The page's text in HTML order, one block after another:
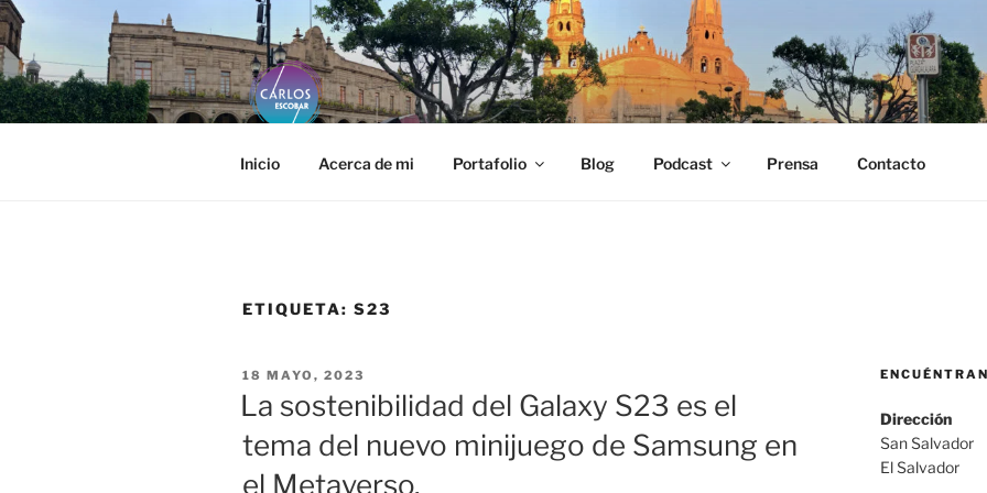
Saltar
al
contenido
CARLOS ESCOBAR
Página web oficial del fotógrafo, locutor y productor audiovisual Carlos Escobar
Inicio Acerca de mi Portafolio Blog Podcast Prensa Contacto
ETIQUETA: S23
PUBLICADO
EL
18 MAYO, 2023
La sostenibilidad del Galaxy S23 es el
tema del nuevo minijuego de Samsung en
el Metaverso.
Dirección
San Salvador
El Salvador